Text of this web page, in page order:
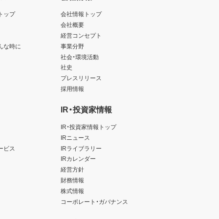
ップ
な時に
ビス
会社情報トップ
会社概要
経営コンセプト
事業分野
社会・環境活動
社史
プレスリリース
採用情報
IR・投資家情報
IR・投資家情報トップ
IRニュース
IRライブラリー
IRカレンダー
経営方針
財務情報
株式情報
コーポレート・ガバナンス